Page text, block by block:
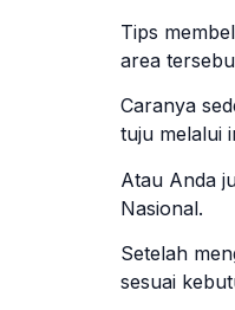
Tips
area
Caranya
tuju melalui
Atau Anda
Nasional.
Setelah
sesuai